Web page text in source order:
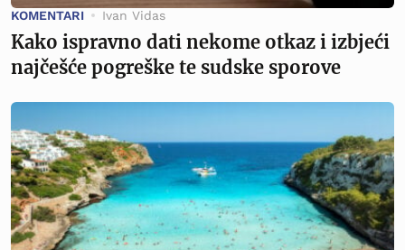
KOMENTARI Ivan Vidas
Kako ispravno dati nekome otkaz i izbjeći
najčešće pogreške te sudske sporove